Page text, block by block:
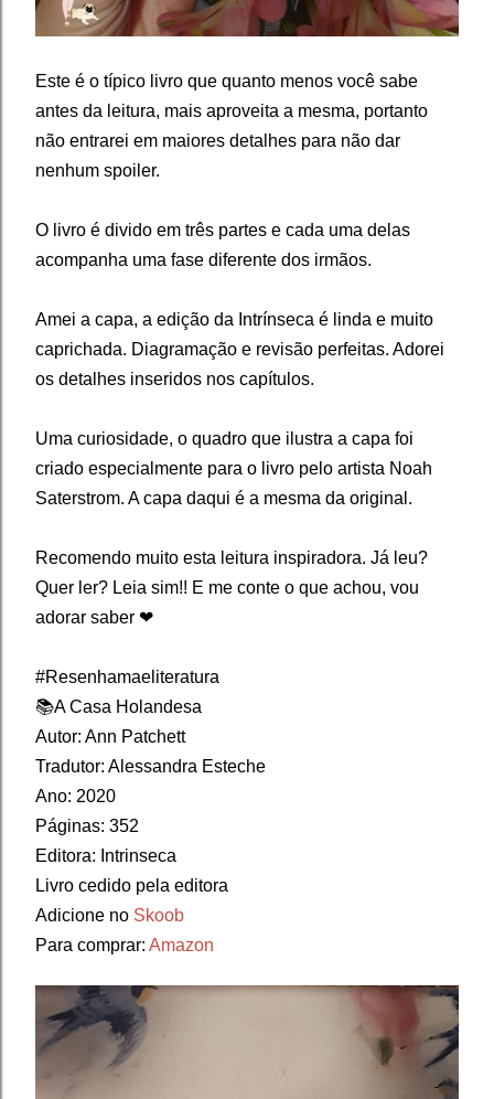
Este é o típico livro que quanto menos você sabe
antes da leitura, mais aproveita a mesma, portanto
não entrarei em maiores detalhes para não dar
nenhum spoiler.
O livro é divido em três partes e cada uma delas
acompanha uma fase diferente dos irmãos.
Amei a capa, a edição da Intrínseca é linda e muito
caprichada. Diagramação e revisão perfeitas. Adorei
os detalhes inseridos nos capítulos.
Uma curiosidade, o quadro que ilustra a capa foi
criado especialmente para o livro pelo artista Noah
Saterstrom. A capa daqui é a mesma da original.
Recomendo muito esta leitura inspiradora. Já leu?
Quer ler? Leia sim!! E me conte o que achou, vou
adorar saber ❤
#Resenhamaeliteratura⁣
📚A Casa Holandesa
Autor: Ann Patchett
Tradutor: Alessandra Esteche
Ano: 2020⁣
Páginas: 352
Editora: Intrinseca
Livro cedido pela editora
Adicione no Skoob
Para comprar: Amazon